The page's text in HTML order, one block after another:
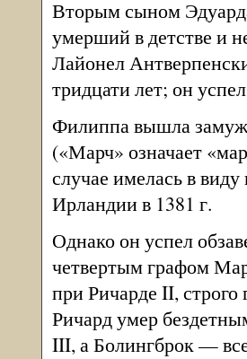
Вторым сыном
умерший в детстве и
Лайонел
тридцати лет; он
Филиппа вышла замуж
(«Марч» означает
случае имелась в
Ирландии в 1381 г.
Однако он успел
четвертым графом
при Ричарде II, строго
Ричард умер
III, а Болингброк —